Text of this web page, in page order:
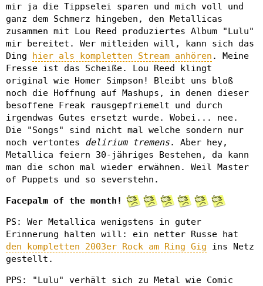
mir ja die Tippselei sparen und mich voll und
ganz dem Schmerz hingeben, den Metallicas
zusammen mit Lou Reed produziertes Album "Lulu"
mir bereitet. Wer mitleiden will, kann sich das
Ding hier als kompletten Stream anhören . Meine
Fresse ist das Scheiße. Lou Reed klingt
original wie Homer Simpson! Bleibt uns bloß
noch die Hoffnung auf Mashups, in denen dieser
besoffene Freak rausgepfriemelt und durch
irgendwas Gutes ersetzt wurde. Wobei... nee.
Die "Songs" sind nicht mal welche sondern nur
noch vertontes delirium tremens. Aber hey,
Metallica feiern 30-jähriges Bestehen, da kann
man die schon mal wieder erwähnen. Weil Master
of Puppets und so severstehn.
Facepalm of the month!
PS: Wer Metallica wenigstens in guter
Erinnerung halten will: ein netter Russe hat
den kompletten 2003er Rock am Ring Gig ins Netz
gestellt.
PPS: "Lulu" verhält sich zu Metal wie Comic